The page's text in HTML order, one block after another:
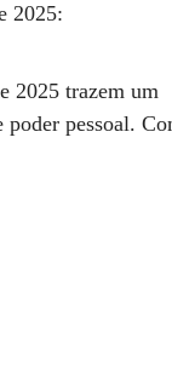
2025:
2025 trazem um
pessoal.